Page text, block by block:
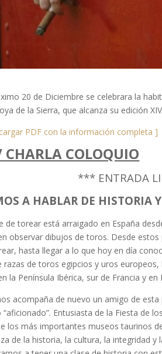
20 de Diciembre se celebrara la
de la Sierra, que alcanza su edición
PDF con la información completa ]
CHARLA COLOQUIO
*** ENTRADA
A HABLAR DE HISTORIA
de torear está arraigado en España
observar dibujos de toros. Desde
hasta llegar a lo que hoy en día
razas de toros egipcios y uros
la Península Ibérica, sur de Francia y en
acompaña de nuevo un amigo de
“aficionado”. Entusiasta de la Fiesta de
los más importantes museos taurinos
de la historia, la cultura, la integridad y